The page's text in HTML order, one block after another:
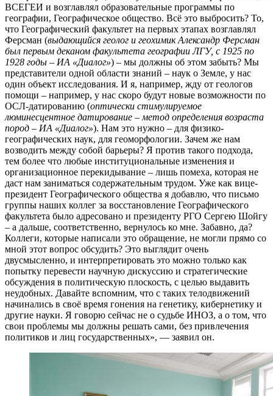
ВСЕГЕИ и возглавлял образовательные программы по
географии, Географическое общество. Всё это выбросить? То,
что Географический факультет на первых этапах возглавлял
Ферсман (выдающийся геолог и геохимик Александр Ферсман
был первым деканом факультета географии ЛГУ, с 1925 по
1928 годы – ИА «Диалог») – мы должны об этом забыть? Мы
представители одной области знаний – наук о Земле, у нас
один объект исследования. И я, например, жду от геологов
помощи – например, у нас скоро будут новые возможности по
ОСЛ-датированию (оптически стимулируемое
люминесцентное датирование – метод определения возраста
пород – ИА «Диалог»). Нам это нужно – для физико-
географических наук, для геоморфологии. Зачем же нам
возводить между собой барьеры? Я против такого подхода,
тем более что любые институциональные изменения и
организационное перекидывание – лишь помеха, которая не
даст нам заниматься содержательным трудом. Уже как вице-
президент Географического общества я добавлю, что письмо
группы наших коллег за восстановление Географического
факультета было адресовано и президенту РГО Сергею Шойгу
– а дальше, соответственно, вернулось ко мне. Забавно, да?
Коллеги, которые написали это обращение, не могли прямо со
мной этот вопрос обсудить? Это выглядит очень
двусмысленно, и интерпретировать это можно только как
попытку перевести научную дискуссию и стратегические
обсуждения в политическую плоскость, с целью выдавить
неудобных. Давайте вспомним, что с таких телодвижений
начинались в своё время гонения на генетику, кибернетику и
другие науки. Я говорю сейчас не о судьбе ИНОЗ, а о том, что
свои проблемы мы должны решать сами, без привлечения
политиков и лиц государственных», — заявил он.